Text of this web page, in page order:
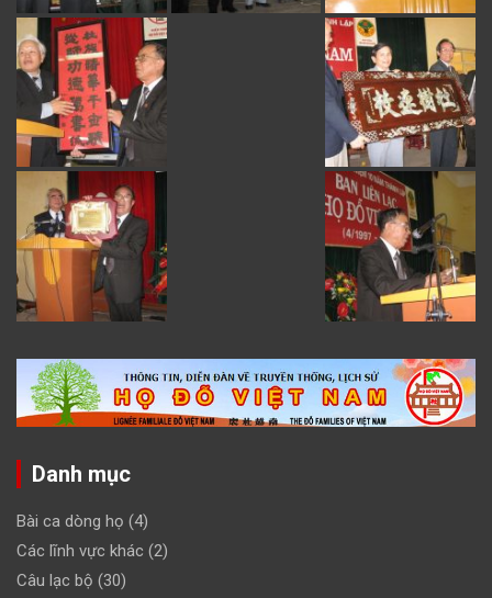
Danh mục
Bài ca dòng họ (4)
Các lĩnh vực khác (2)
Câu lạc bộ (30)